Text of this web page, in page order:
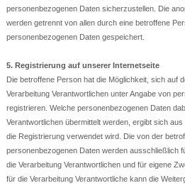
personenbezogenen Daten sicherzustellen. Die
werden getrennt von allen durch eine betroffene
personenbezogenen Daten gespeichert.
5. Registrierung auf unserer Internetseite
Die betroffene Person hat die Möglichkeit, sich auf
Verarbeitung Verantwortlichen unter Angabe von
registrieren. Welche personenbezogenen Daten
Verantwortlichen übermittelt werden, ergibt sich
die Registrierung verwendet wird. Die von der
personenbezogenen Daten werden ausschließlich
die Verarbeitung Verantwortlichen und für eigene
für die Verarbeitung Verantwortliche kann die